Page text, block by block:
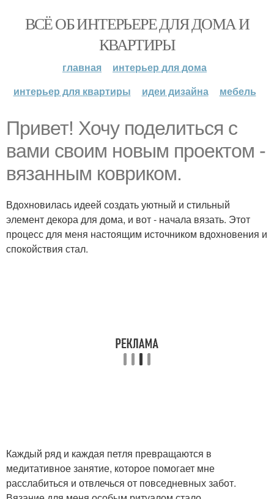
ВСЁ ОБ ИНТЕРЬЕРЕ ДЛЯ ДОМА И
КВАРТИРЫ
главная
интерьер для дома
интерьер для квартиры
идеи дизайна мебель
Привет! Хочу поделиться с
вами своим новым проектом -
вязанным ковриком.
Вдохновилась идеей создать уютный и стильный
элемент декора для дома, и вот - начала вязать. Этот
процесс для меня настоящим источником вдохновения и
спокойствия стал.
Каждый ряд и каждая петля превращаются в
медитативное занятие, которое помогает мне
расслабиться и отвлечься от повседневных забот.